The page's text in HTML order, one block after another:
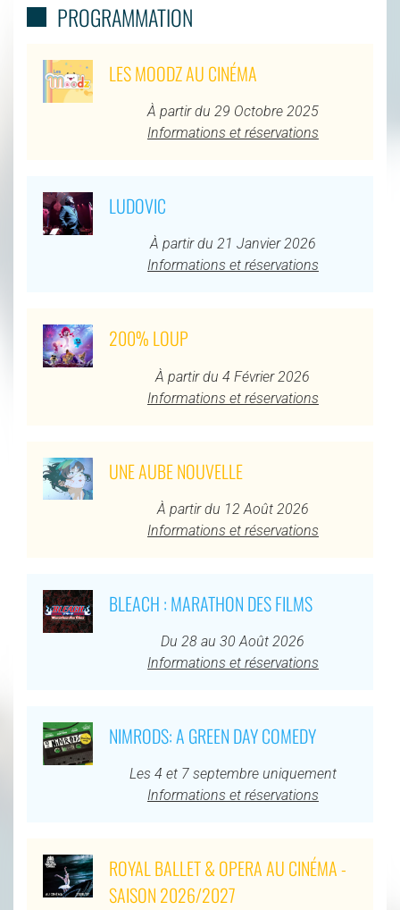
PROGRAMMATION
LES MOODZ AU CINÉMA
À partir du 29 Octobre 2025
Informations et réservations
LUDOVIC
À partir du 21 Janvier 2026
Informations et réservations
200% LOUP
À partir du 4 Février 2026
Informations et réservations
UNE AUBE NOUVELLE
À partir du 12 Août 2026
Informations et réservations
BLEACH : MARATHON DES FILMS
Du 28 au 30 Août 2026
Informations et réservations
NIMRODS: A GREEN DAY COMEDY
Les 4 et 7 septembre uniquement
Informations et réservations
ROYAL BALLET & OPERA AU CINÉMA -
SAISON 2026/2027